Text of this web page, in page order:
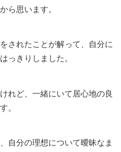
ら思います。
されたことが解って、自分に
っきりしました。
れど、一緒にいて居心地の良
。
自分の理想について曖昧なま